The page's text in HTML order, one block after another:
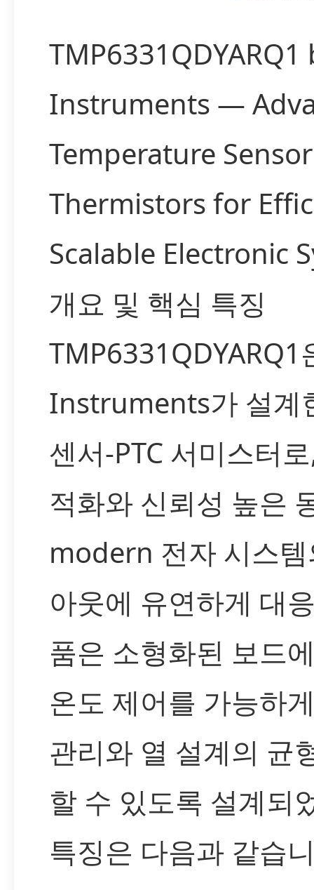
TMP6331QDYARQ1
Instruments —
Temperature
Thermistors for
Scalable Electronic
개요 및 핵심 특징
TMP6331QDYARQ1
Instruments가 설계
센서-PTC 서미스터
적화와 신뢰성 높은
modern 전자 시스
아웃에 유연하게 대
품은 소형화된 보드
온도 제어를 가능하
관리와 열 설계의 균
할 수 있도록 설계되
특징은 다음과 같습